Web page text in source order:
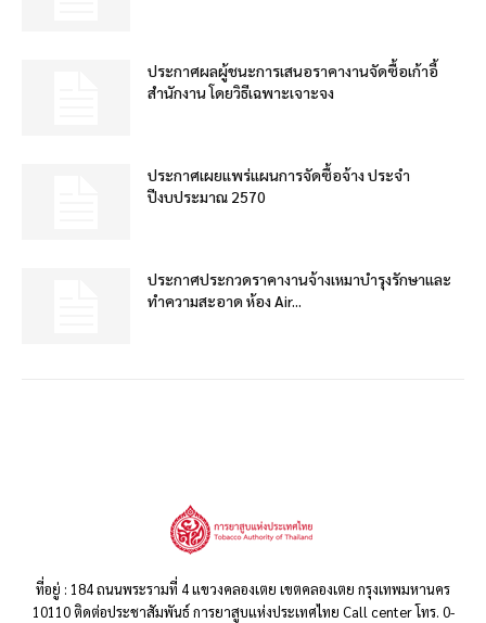
ประกาศผลผู้ชนะการเสนอราคางานจัดซื้อเก้าอี้
สำนักงาน โดยวิธีเฉพาะเจาะจง
ประกาศเผยแพร่แผนการจัดซื้อจ้าง ประจำ
ปีงบประมาณ 2570
ประกาศประกวดราคางานจ้างเหมาบำรุงรักษาและ
ทำความสะอาด ห้อง Air...
ที่อยู่ : 184 ถนนพระรามที่ 4 แขวงคลองเตย เขตคลองเตย กรุงเทพมหานคร
10110 ติดต่อประชาสัมพันธ์ การยาสูบแห่งประเทศไทย Call center โทร. 0-